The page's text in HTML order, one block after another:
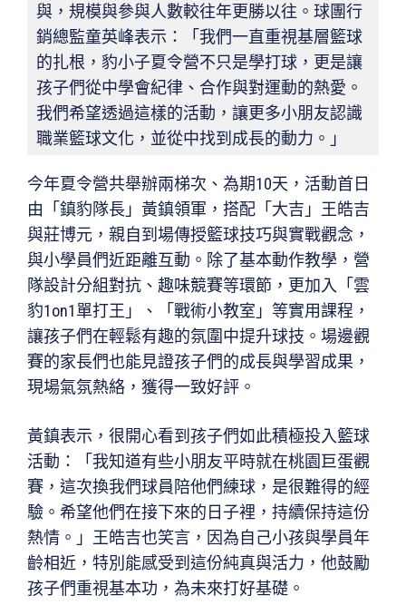
與，規模與參與人數較往年更勝以往。球團行
銷總監童英峰表示：「我們一直重視基層籃球
的扎根，豹小子夏令營不只是學打球，更是讓
孩子們從中學會紀律、合作與對運動的熱愛。
我們希望透過這樣的活動，讓更多小朋友認識
職業籃球文化，並從中找到成長的動力。」
今年夏令營共舉辦兩梯次、為期10天，活動首日
由「鎮豹隊長」黃鎮領軍，搭配「大吉」王皓吉
與莊博元，親自到場傳授籃球技巧與實戰觀念，
與小學員們近距離互動。除了基本動作教學，營
隊設計分組對抗、趣味競賽等環節，更加入「雲
豹1on1單打王」、「戰術小教室」等實用課程，
讓孩子們在輕鬆有趣的氛圍中提升球技。場邊觀
賽的家長們也能見證孩子們的成長與學習成果，
現場氣氛熱絡，獲得一致好評。
黃鎮表示，很開心看到孩子們如此積極投入籃球
活動：「我知道有些小朋友平時就在桃園巨蛋觀
賽，這次換我們球員陪他們練球，是很難得的經
驗。希望他們在接下來的日子裡，持續保持這份
熱情。」王皓吉也笑言，因為自己小孩與學員年
齡相近，特別能感受到這份純真與活力，他鼓勵
孩子們重視基本功，為未來打好基礎。